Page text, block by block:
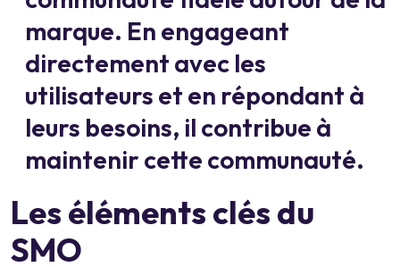
marque. En engageant
directement avec les
utilisateurs et en répondant à
leurs besoins, il contribue à
maintenir cette communauté.
Les éléments clés du
SMO